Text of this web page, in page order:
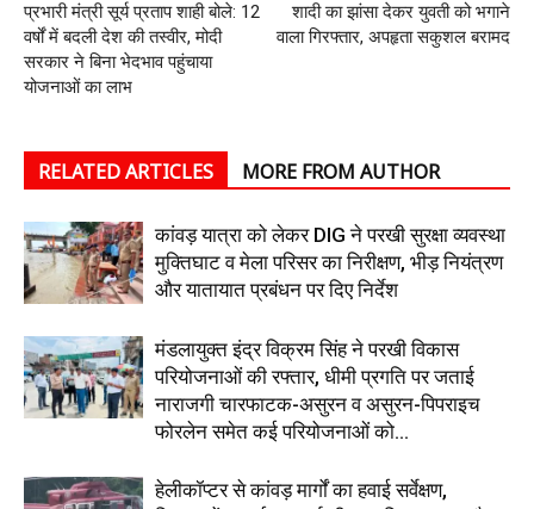
प्रभारी मंत्री सूर्य प्रताप शाही बोले: 12
वर्षों में बदली देश की तस्वीर, मोदी
सरकार ने बिना भेदभाव पहुंचाया
योजनाओं का लाभ
शादी का झांसा देकर युवती को भगाने
वाला गिरफ्तार, अपहृता सकुशल बरामद
RELATED ARTICLES MORE FROM AUTHOR
कांवड़ यात्रा को लेकर DIG ने परखी सुरक्षा व्यवस्था
मुक्तिघाट व मेला परिसर का निरीक्षण, भीड़ नियंत्रण
और यातायात प्रबंधन पर दिए निर्देश
मंडलायुक्त इंद्र विक्रम सिंह ने परखी विकास
परियोजनाओं की रफ्तार, धीमी प्रगति पर जताई
नाराजगी चारफाटक-असुरन व असुरन-पिपराइच
फोरलेन समेत कई परियोजनाओं को...
हेलीकॉप्टर से कांवड़ मार्गों का हवाई सर्वेक्षण,